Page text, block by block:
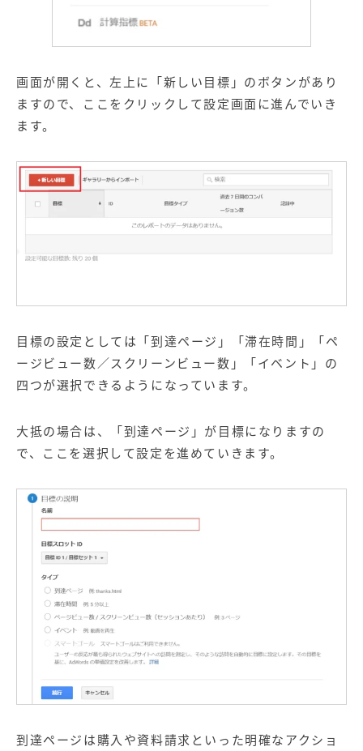
画面が開くと、左上に「新しい目標」のボタンがあり
ますので、ここをクリックして設定画面に進んでいき
ます。
目標の設定としては「到達ページ」「滞在時間」「ペ
ージビュー数／スクリーンビュー数」「イベント」の
四つが選択できるようになっています。
大抵の場合は、「到達ページ」が目標になりますの
で、ここを選択して設定を進めていきます。
到達ページは購入や資料請求といった明確なアクショ